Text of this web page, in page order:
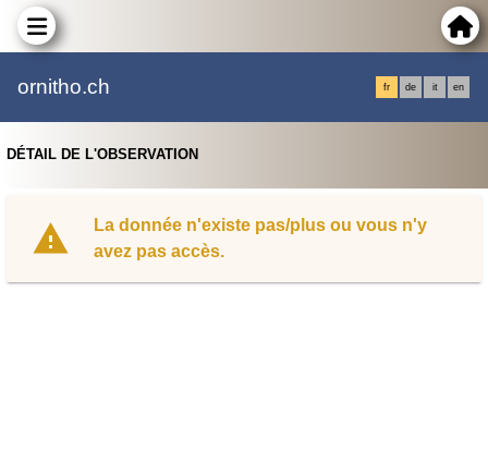
ornitho.ch fr de it en
DÉTAIL DE L'OBSERVATION
La donnée n'existe pas/plus ou vous n'y
avez pas accès.